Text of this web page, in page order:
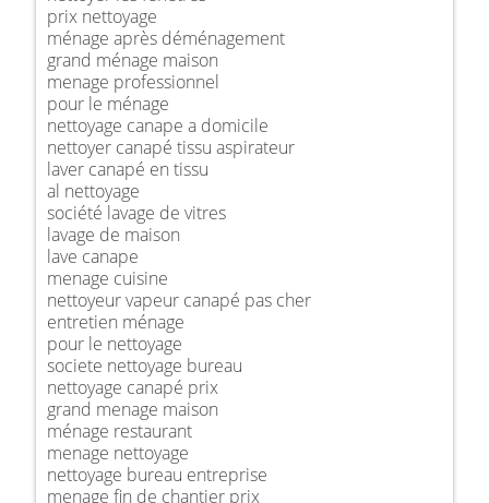
prix nettoyage
ménage après déménagement
grand ménage maison
menage professionnel
pour le ménage
nettoyage canape a domicile
nettoyer canapé tissu aspirateur
laver canapé en tissu
al nettoyage
société lavage de vitres
lavage de maison
lave canape
menage cuisine
nettoyeur vapeur canapé pas cher
entretien ménage
pour le nettoyage
societe nettoyage bureau
nettoyage canapé prix
grand menage maison
ménage restaurant
menage nettoyage
nettoyage bureau entreprise
menage fin de chantier prix